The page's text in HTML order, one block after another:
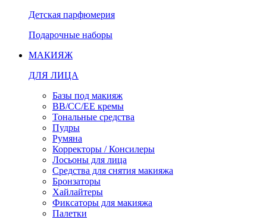
Детская парфюмерия
Подарочные наборы
МАКИЯЖ
ДЛЯ ЛИЦА
Базы под макияж
BB/CC/EE кремы
Тональные средства
Пудры
Румяна
Корректоры / Консилеры
Лосьоны для лица
Средства для снятия макияжа
Бронзаторы
Хайлайтеры
Фиксаторы для макияжа
Палетки